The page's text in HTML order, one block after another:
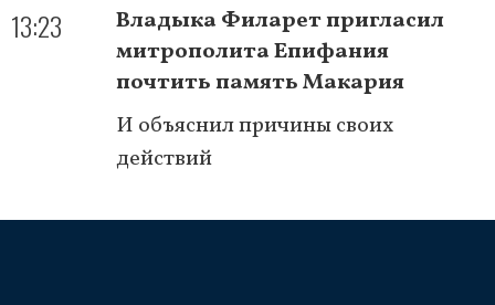
13:23
Владыка Филарет пригласил
митрополита Епифания
почтить память Макария
И объяснил причины своих
действий